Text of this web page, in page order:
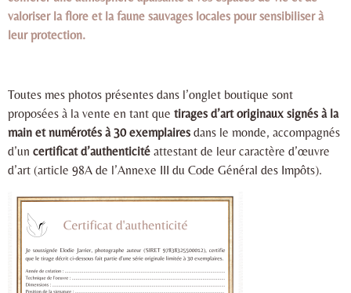
valoriser la flore et la faune sauvages locales pour sensibiliser à
leur protection.
Toutes mes photos présentes dans l’onglet boutique sont
proposées à la vente en tant que tirages d’art originaux signés à la
main et numérotés à 30 exemplaires dans le monde, accompagnés
d’un certificat d’authenticité attestant de leur caractère d’œuvre
d’art (article 98A de l’Annexe III du Code Général des Impôts).